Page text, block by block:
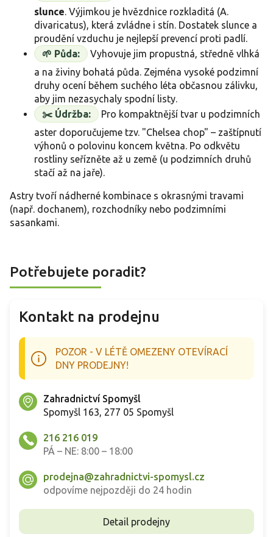
slunce. Výjimkou je hvězdnice rozkladitá (A.
divaricatus), která zvládne i stín. Dostatek slunce a
proudění vzduchu je nejlepší prevencí proti padlí.
🌱 Půda:
Vyhovuje jim propustná, středně vlhká
a na živiny bohatá půda. Zejména vysoké podzimní
druhy ocení během suchého léta občasnou zálivku,
aby jim nezasychaly spodní listy.
✂️ Údržba:
Pro kompaktnější tvar u podzimních
aster doporučujeme tzv. "Chelsea chop" – zaštípnutí
výhonů o polovinu koncem května. Po odkvětu
rostliny seřízněte až u země (u podzimních druhů
stačí až na jaře).
Astry tvoří nádherné kombinace s okrasnými travami
(např. dochanem), rozchodníky nebo podzimními
sasankami.
Potřebujete poradit?
Kontakt na prodejnu
POZOR - V LÉTĚ OMEZENY OTEVÍRACÍ
DNY PRODEJNY!
Zahradnictví Spomyšl
Spomyšl 163, 277 05 Spomyšl
216 216 019
PÁ – NE: 8:00 – 18:00
prodejna@zahradnictvi-spomysl.cz
odpovíme nejpozději do 24 hodin
Detail prodejny